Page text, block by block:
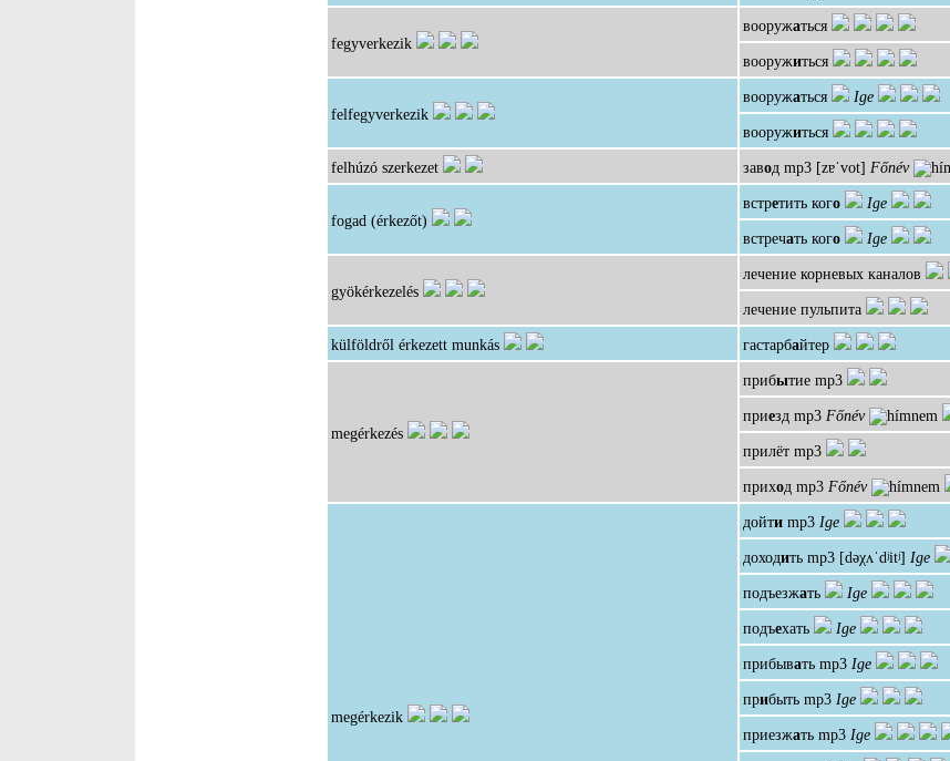
fegyverkezik
вооружаться
вооружиться
felfegyverkezik
вооружаться Ige
вооружиться
felhúzó szerkezet завод mp3 [zɐˈvot] Főnév
fogad (érkezőt)
встретить кого Ige
встречать кого Ige
gyökérkezelés
лечение корневых каналов
лечение пульпита
külföldről érkezett munkás гастарбайтер
megérkezés
прибытие mp3
приезд mp3 Főnév
прилёт mp3
приход mp3 Főnév
megérkezik
дойти mp3 Ige
доходить mp3 [dəχʌˈdʲitʲ] Ige
подъезжать Ige
подъехать Ige
прибывать mp3 Ige
прибыть mp3 Ige
приезжать mp3 Ige